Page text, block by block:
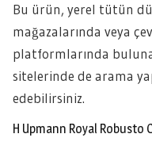
Bu ürün, yerel tütün
mağazalarında veya
platformlarında
sitelerinde de arama
edebilirsiniz.
H Upmann Royal Robusto